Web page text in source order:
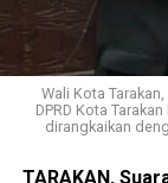
Wali Kota
DPRD Kota
dirangkaikan
TARAKAN,